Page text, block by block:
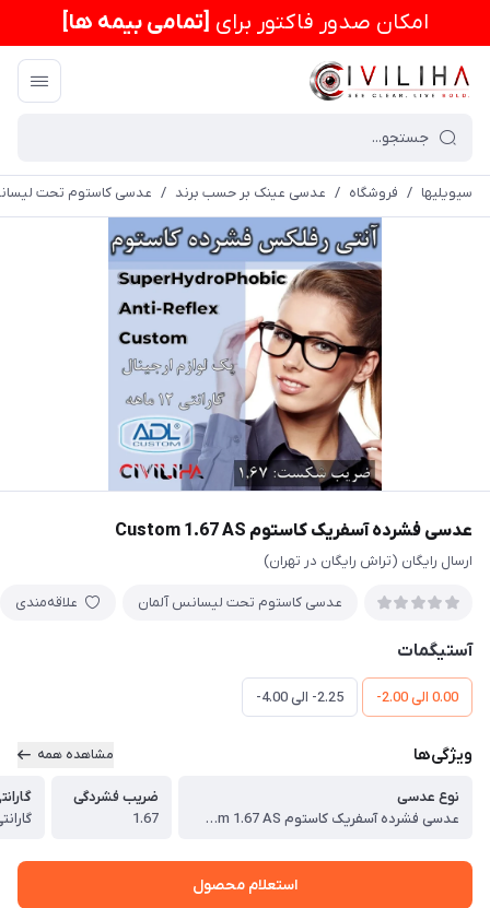
امكان صدور فاکتور برای [تمامی بیمه ها]
سیویلیها / فروشگاه / عدسی عینک بر حسب برند / عدسی کاستوم تحت
عدسی فشرده آسفریک کاستوم Custom 1.67 AS
ارسال رایگان (تراش رایگان در تهران)
عدسی کاستوم تحت لیسانس آلمان علاقه‌مندی
آستیگمات
0.00 الی 2.00- 2.25- الی 4.00-
ویژگی‌ها مشاهده همه
نوع عدسی
عدسی فشرده آسفریک کاستوم Custom 1.67 AS
ضریب فشردگی
1.67
گارانتی 12 ماهه
استعلام محصول